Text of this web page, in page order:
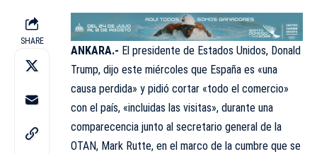
SHARE
ANKARA.- El presidente de Estados Unidos, Donald
Trump, dijo este miércoles que España es «una
causa perdida» y pidió cortar «todo el comercio»
con el país, «incluidas las visitas», durante una
comparecencia junto al secretario general de la
OTAN, Mark Rutte, en el marco de la cumbre que se